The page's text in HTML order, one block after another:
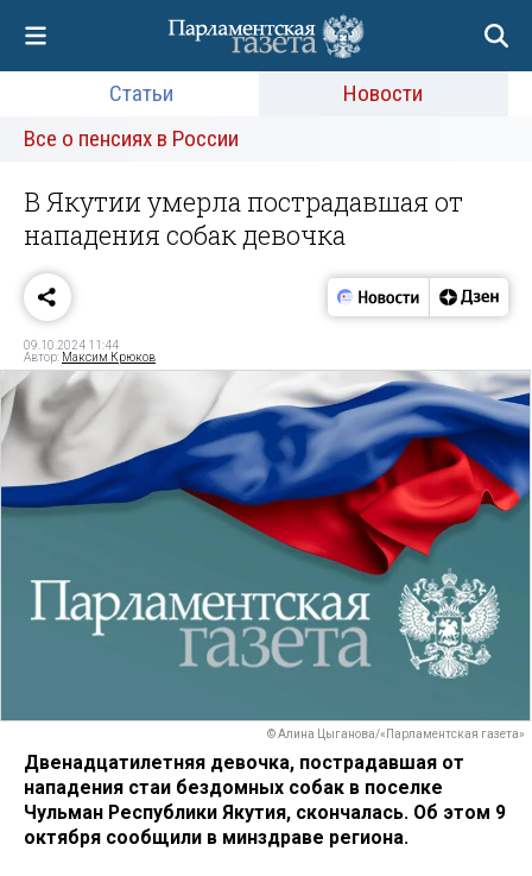
Статьи
Новости
Все о пенсиях в России
В Якутии умерла пострадавшая от
нападения собак девочка
09.10.2024 11:44
Автор: Максим Крюков
© Алина Цыганова/«Парламентская газета»
Двенадцатилетняя девочка, пострадавшая от
нападения стаи бездомных собак в поселке
Чульман Республики Якутия, скончалась. Об этом 9
октября сообщили в минздраве региона.